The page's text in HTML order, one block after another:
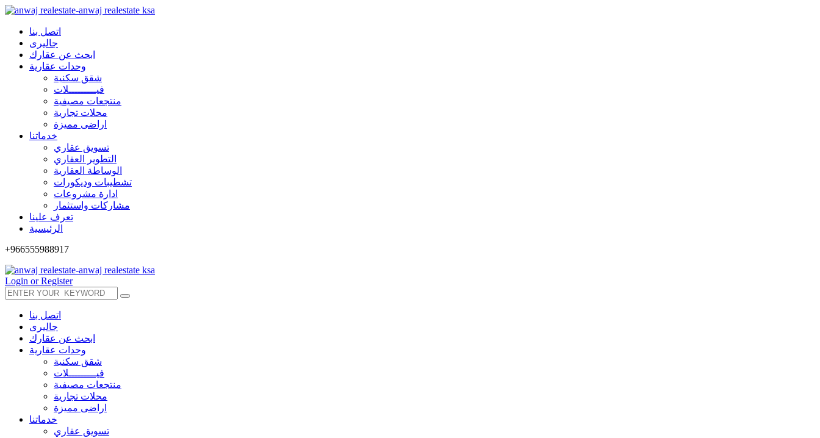
اتصل بنا
جاليرى
ابحث عن عقارك
وحدات عقارية
شقق سكنية
فيـــــــــلات
منتجعات مصيفية
محلات تجارية
اراضى مميزة
خدماتنا
تسويق عقاري
التطوير العقاري
الوساطة العقارية
تشطيبات وديكورات
ادارة مشروعات
مشاركات واستثمار
تعرف علينا
الرئيسية
+966555988917
Login or Register
اتصل بنا
جاليرى
ابحث عن عقارك
وحدات عقارية
شقق سكنية
فيـــــــــلات
منتجعات مصيفية
محلات تجارية
اراضى مميزة
خدماتنا
تسويق عقاري